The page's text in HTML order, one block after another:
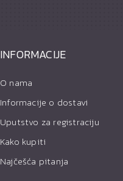
INFORMACIJE
O nama
Informacije o dostavi
Uputstvo za registraciju
Kako kupiti
Najčešća pitanja